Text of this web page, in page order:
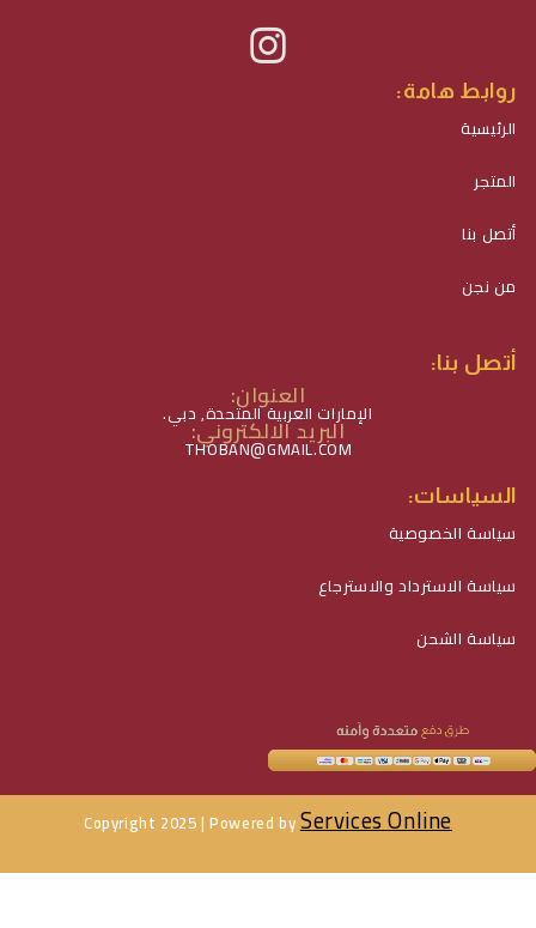
أتصل بنا:
العنوان:
الإمارات العربية المتحدة, دبي.
البريد الالكتروني:
THOBAN@GMAIL.COM
روابط هامة:
الرئيسية
المتجر
أتصل بنا
من نجن
السياسات:
سياسة الخصوصية
سياسة الاسترداد والاسترجاع
سياسة الشحن
Copyright 2025 | Powered byServices Online